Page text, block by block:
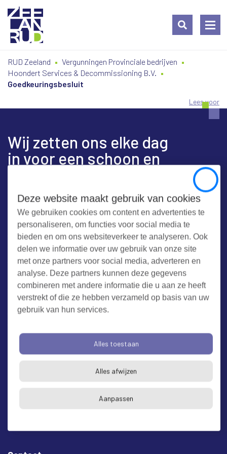
Close
Deze website maakt gebruik van cookies
We gebruiken cookies om content en advertenties te
personaliseren, om functies voor social media te
bieden en om ons websiteverkeer te analyseren. Ook
delen we informatie over uw gebruik van onze site
met onze partners voor social media, adverteren en
analyse. Deze partners kunnen deze gegevens
combineren met andere informatie die u aan ze heeft
verstrekt of die ze hebben verzameld op basis van uw
gebruik van hun services.
Alles toestaan
Alles afwijzen
Aanpassen
naar
inhoud
naar
navigatie
RUD Zeeland
Vergunningen Provinciale bedrijven
Hoondert Services & Decommissioning B.V.
Goedkeuringsbesluit
Lees voor
Wij zetten ons elke dag
in voor een schoon en
Contact
Werken bij RUD Zeeland
Milieuklacht melden
Algemene voorwaarden Cookieverklaring
Bezoekadres en postadres
* op afspraak
RUD Zeeland
4337 EH Middelburg